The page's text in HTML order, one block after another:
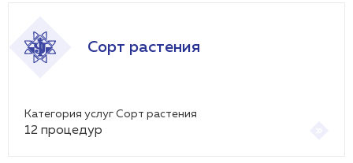
Сорт растения
Категория услуг Сорт растения
12 процедур